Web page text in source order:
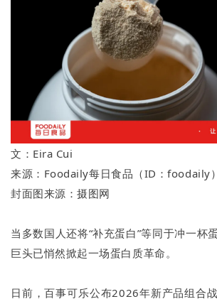
文：Eira Cui
来源：Foodaily每日食品（ID：foodaily）
封面图来源：摄图网
当多数国人还将“补充蛋白”等同于冲一杯
巨头已悄然掀起一场蛋白质革命。
日前，百事可乐公布2026年新产品组合